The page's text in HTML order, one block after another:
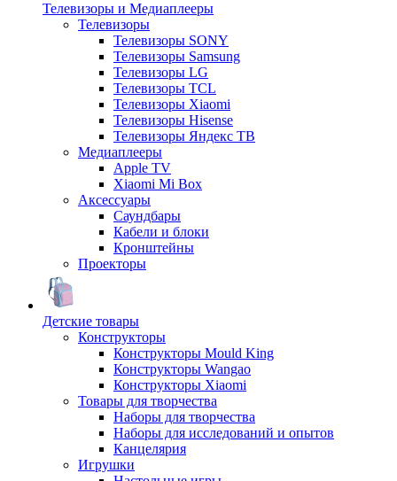
Телевизоры и Медиаплееры
Телевизоры
Телевизоры SONY
Телевизоры Samsung
Телевизоры LG
Телевизоры TCL
Телевизоры Xiaomi
Телевизоры Hisense
Телевизоры Яндекс ТВ
Медиаплееры
Apple TV
Xiaomi Mi Box
Аксессуары
Саундбары
Кабели и блоки
Кронштейны
Проекторы
Детские товары
Конструкторы
Конструкторы Mould King
Конструкторы Wangao
Конструкторы Xiaomi
Товары для творчества
Наборы для творчества
Наборы для исследований и опытов
Канцелярия
Игрушки